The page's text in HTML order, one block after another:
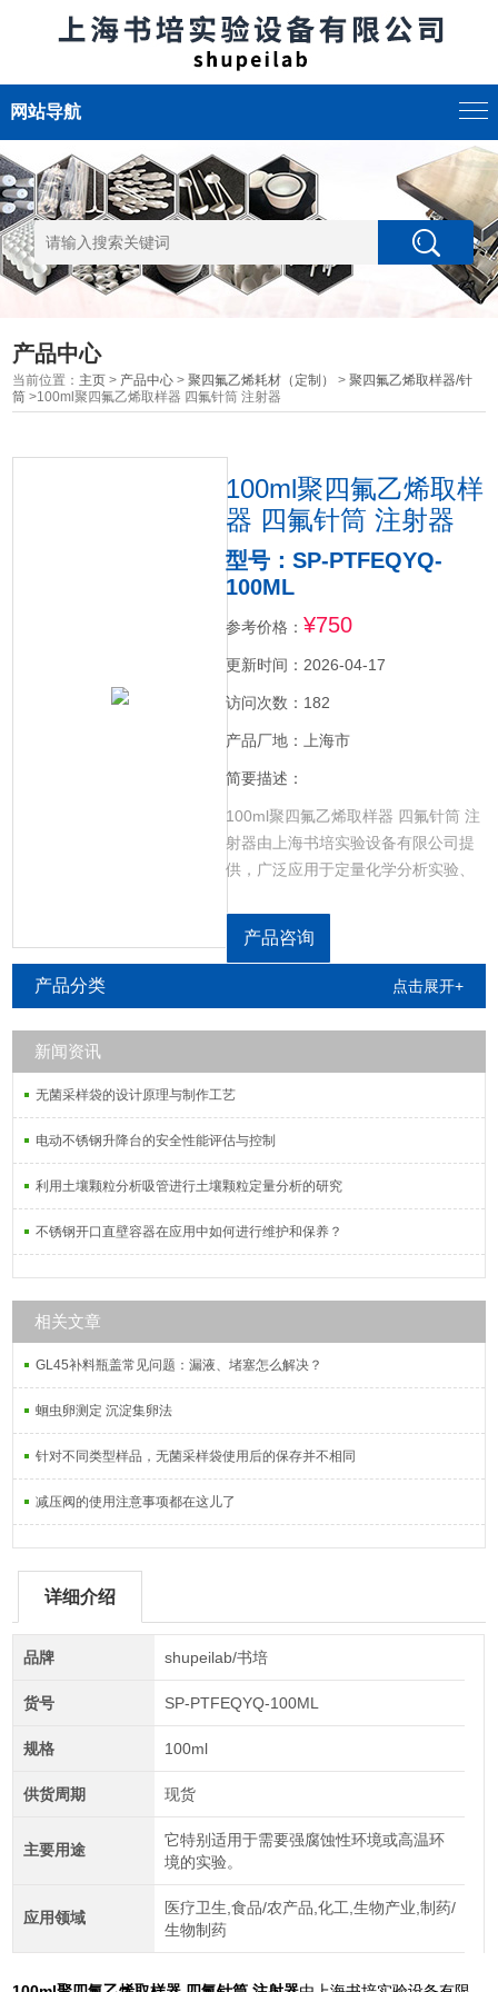
网站导航
产品中心
当前位置： 主页 > 产品中心 >聚四氟乙烯耗材（定制） >聚四氟乙烯取样器/针
筒 >100ml聚四氟乙烯取样器 四氟针筒 注射器
100ml聚四氟乙烯取样
器 四氟针筒 注射器
型号：SP-PTFEQYQ-
100ML
参考价格： ¥750
更新时间：2026-04-17
访问次数：182
产品厂地：上海市
简要描述：
100ml聚四氟乙烯取样器 四氟针筒 注
射器由上海书培实验设备有限公司提
供，广泛应用于定量化学分析实验、
腐蚀性环境或高温环境的实验。选用
全新料PTFE加工定制，四氟针筒通常
活塞芯杆组成。
产品咨询
产品分类 点击展开+
新闻资讯
无菌采样袋的设计原理与制作工艺
电动不锈钢升降台的安全性能评估与控制
利用土壤颗粒分析吸管进行土壤颗粒定量分析的研究
不锈钢开口直壁容器在应用中如何进行维护和保养？
相关文章
GL45补料瓶盖常见问题：漏液、堵塞怎么解决？
蛔虫卵测定 沉淀集卵法
针对不同类型样品，无菌采样袋使用后的保存并不相同
减压阀的使用注意事项都在这儿了
详细介绍
品牌 shupeilab/书培
货号 SP-PTFEQYQ-100ML
规格 100ml
供货周期 现货
主要用途
它特别适用于需要强腐蚀性环境或高温环
境的实验。
应用领域
医疗卫生,食品/农产品,化工,生物产业,制药/
生物制药